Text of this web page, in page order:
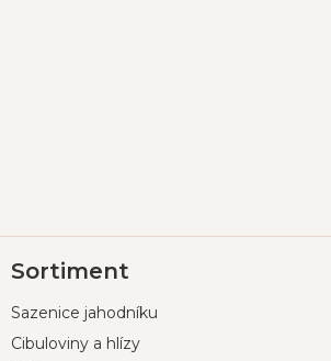
á
a
Sortiment
Sazenice jahodníku
Cibuloviny a hlízy